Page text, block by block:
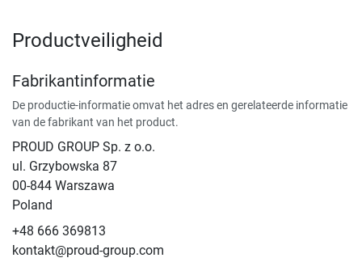
Productveiligheid
Fabrikantinformatie
De productie-informatie omvat het adres en gerelateerde informatie
van de fabrikant van het product.
PROUD GROUP Sp. z o.o.
ul. Grzybowska 87
00-844 Warszawa
Poland
+48 666 369813
kontakt@proud-group.com